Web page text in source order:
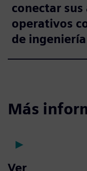
conectar
operativos
de
Más
Ver